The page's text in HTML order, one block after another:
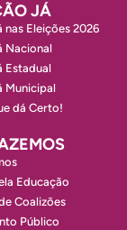
JÁ
nas Eleições 2026
Nacional
Estadual
Municipal
dá Certo!
Educação
Coalizões
Público